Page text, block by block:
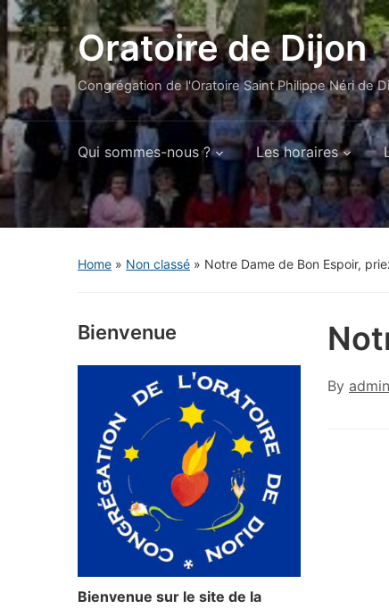
Oratoire de Dijon
Congrégation de l'Oratoire Saint Philippe Néri de
Qui sommes-nous ? Les horaires
Home » Non classé » Notre Dame de Bon Espoir,
Bienvenue
Bienvenue sur le site de la
By